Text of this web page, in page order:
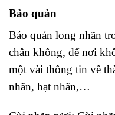
Bảo quản
Bảo quản long nhãn
chân không, để nơi
một vài thông tin về
nhãn, hạt nhãn,…